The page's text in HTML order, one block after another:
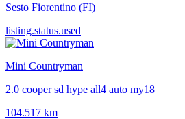
Sesto Fiorentino (FI)
listing.status.used
Mini Countryman
2.0 cooper sd hype all4 auto my18
104.517 km